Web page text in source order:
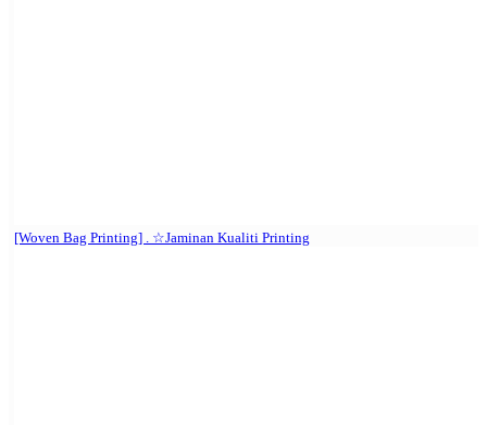
[Woven Bag Printing] . ☆Jaminan Kualiti Printing